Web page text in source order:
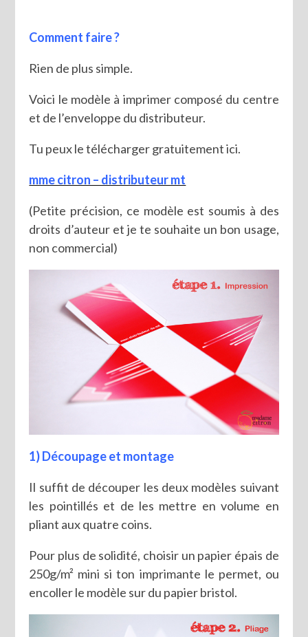
Comment faire ?
Rien de plus simple.
Voici le modèle à imprimer composé du centre
et de l’enveloppe du distributeur.
Tu peux le télécharger gratuitement ici.
mme citron – distributeur mt
(Petite précision, ce modèle est soumis à des
droits d’auteur et je te souhaite un bon usage,
non commercial)
1) Découpage et montage
Il suffit de découper les deux modèles suivant
les pointillés et de les mettre en volume en
pliant aux quatre coins.
Pour plus de solidité, choisir un papier épais de
250g/m² mini si ton imprimante le permet, ou
encoller le modèle sur du papier bristol.